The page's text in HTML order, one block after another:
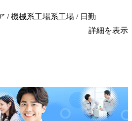
/ 機械系工場系工場 / 日勤
詳細を表示